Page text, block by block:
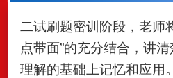
二试刷题密训阶段，老师
点带面”的充分结合，讲
理解的基础上记忆和应用。